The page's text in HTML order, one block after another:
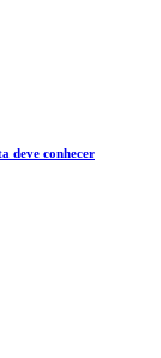
deve conhecer